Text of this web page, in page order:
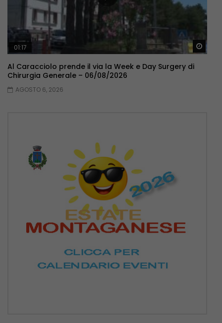
01:17
Al Caracciolo prende il via la Week e Day Surgery di
Chirurgia Generale – 06/08/2026
AGOSTO 6, 2026